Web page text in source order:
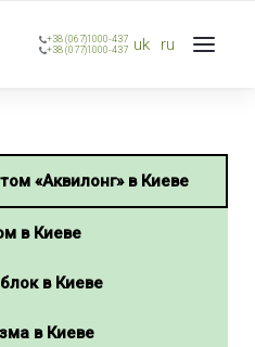
+38 (067)1000-437
+38 (077)1000-437 uk ru
«Аквилонг» в Киеве
в Киеве
в Киеве
в Киеве